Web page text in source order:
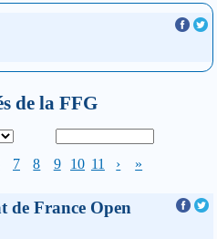
de la FFG
7 8 9 10 11 › »
de France Open